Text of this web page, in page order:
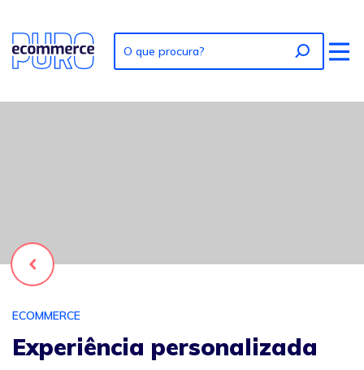
Voltar
ECOMMERCE
Experiência personalizada